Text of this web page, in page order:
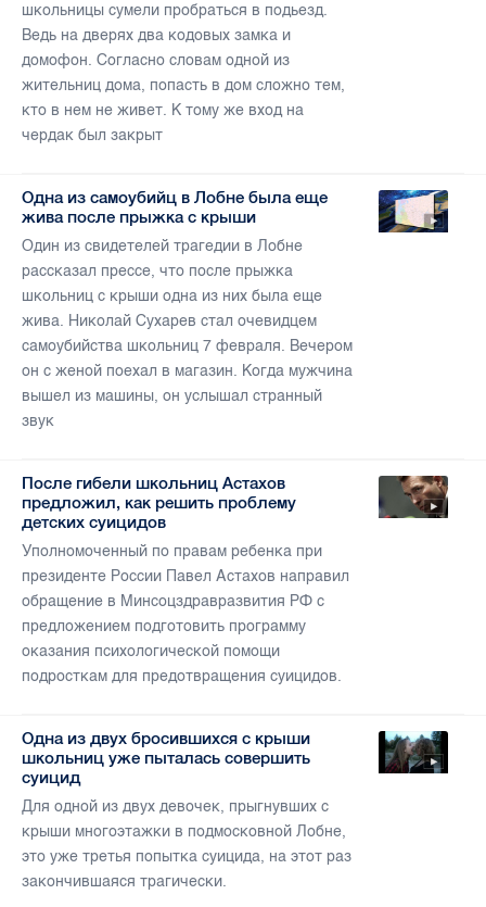
школьницы сумели пробраться в подьезд.
Ведь на дверях два кодовых замка и
домофон. Согласно словам одной из
жительниц дома, попасть в дом сложно тем,
кто в нем не живет. К тому же вход на
чердак был закрыт
Одна из самоубийц в Лобне была еще
жива после прыжка с крыши
Один из свидетелей трагедии в Лобне
рассказал прессе, что после прыжка
школьниц с крыши одна из них была еще
жива. Николай Сухарев стал очевидцем
самоубийства школьниц 7 февраля. Вечером
он с женой поехал в магазин. Когда мужчина
вышел из машины, он услышал странный
звук
После гибели школьниц Астахов
предложил, как решить проблему
детских суицидов
Уполномоченный по правам ребенка при
президенте России Павел Астахов направил
обращение в Минсоцздравразвития РФ с
предложением подготовить программу
оказания психологической помощи
подросткам для предотвращения суицидов.
Одна из двух бросившихся с крыши
школьниц уже пыталась совершить
суицид
Для одной из двух девочек, прыгнувших с
крыши многоэтажки в подмосковной Лобне,
это уже третья попытка суицида, на этот раз
закончившаяся трагически.